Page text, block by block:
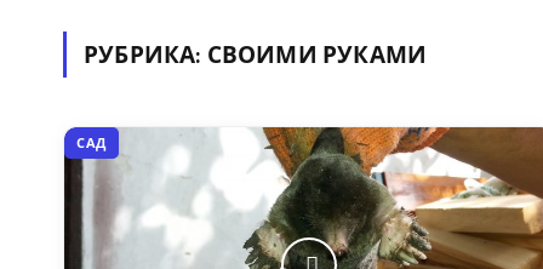
РУБРИКА: СВОИМИ РУКАМИ
САД